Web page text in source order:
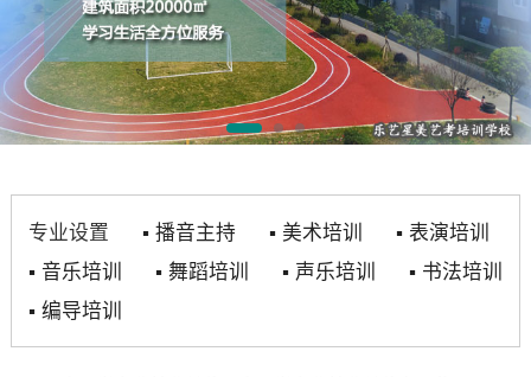
专业设置 ▪ 播音主持 ▪ 美术培训 ▪ 表演培训
▪ 音乐培训 ▪ 舞蹈培训 ▪ 声乐培训 ▪ 书法培训
▪ 编导培训